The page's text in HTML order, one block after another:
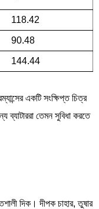
118.42
90.48
144.44
একটি সংক্ষিপ্ত চিত্র
তেমন সুবিধা করতে
দিক। দীপক চাহার, তুষার